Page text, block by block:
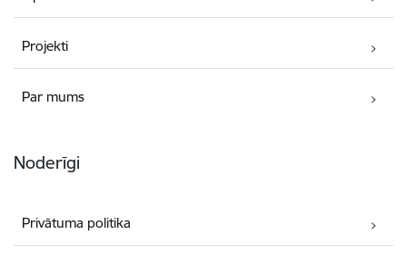
Projekti
Par mums
Noderīgi
Privātuma politika